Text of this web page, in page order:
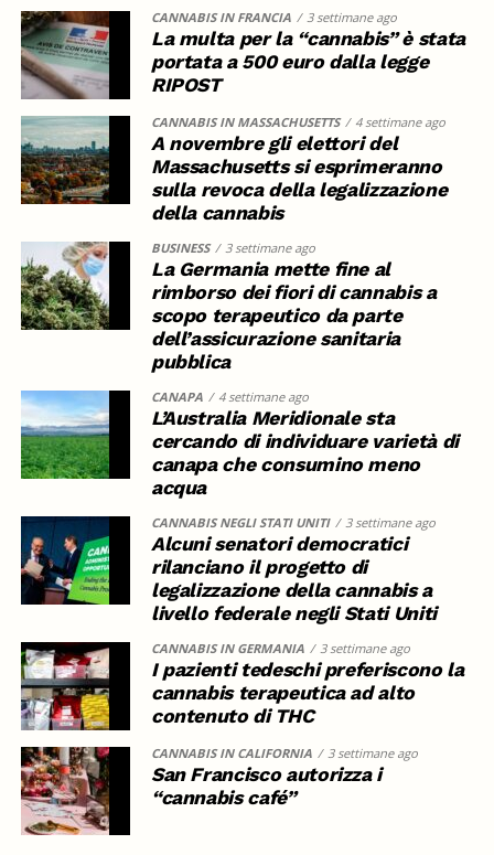
CANNABIS IN FRANCIA 3 settimane ago
La multa per la “cannabis” è stata
portata a 500 euro dalla legge
RIPOST
CANNABIS IN MASSACHUSETTS 4 settimane ago
A novembre gli elettori del
Massachusetts si esprimeranno
sulla revoca della legalizzazione
della cannabis
BUSINESS 3 settimane ago
La Germania mette fine al
rimborso dei fiori di cannabis a
scopo terapeutico da parte
dell’assicurazione sanitaria
pubblica
CANAPA 4 settimane ago
L’Australia Meridionale sta
cercando di individuare varietà di
canapa che consumino meno
acqua
CANNABIS NEGLI STATI UNITI 3 settimane ago
Alcuni senatori democratici
rilanciano il progetto di
legalizzazione della cannabis a
livello federale negli Stati Uniti
CANNABIS IN GERMANIA 3 settimane ago
I pazienti tedeschi preferiscono la
cannabis terapeutica ad alto
contenuto di THC
CANNABIS IN CALIFORNIA 3 settimane ago
San Francisco autorizza i
“cannabis café”